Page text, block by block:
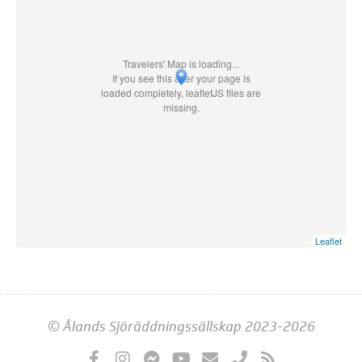
Travelers' Map is loading...
If you see this after your page is
loaded completely, leafletJS files are
missing.
Leaflet
© Ålands Sjöräddningssällskap 2023-2026